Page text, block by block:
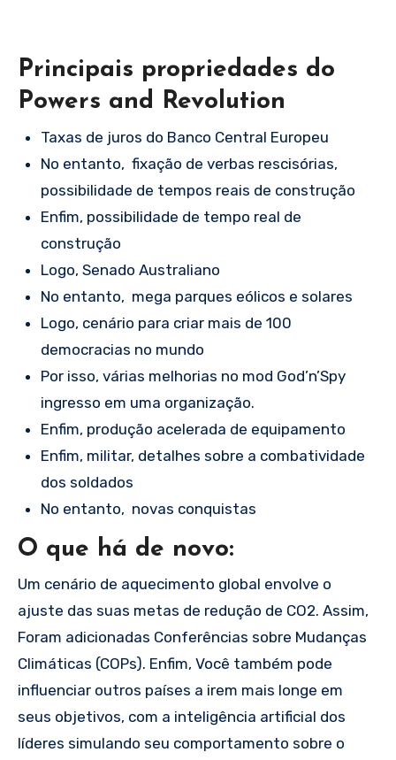
Principais propriedades do
Powers and Revolution
Taxas de juros do Banco Central Europeu
No entanto, fixação de verbas rescisórias,
possibilidade de tempos reais de construção
Enfim, possibilidade de tempo real de
construção
Logo, Senado Australiano
No entanto, mega parques eólicos e solares
Logo, cenário para criar mais de 100
democracias no mundo
Por isso, várias melhorias no mod God’n’Spy
ingresso em uma organização.
Enfim, produção acelerada de equipamento
Enfim, militar, detalhes sobre a combatividade
dos soldados
No entanto, novas conquistas
O que há de novo:
Um cenário de aquecimento global envolve o
ajuste das suas metas de redução de CO2. Assim,
Foram adicionadas Conferências sobre Mudanças
Climáticas (COPs). Enfim, Você também pode
influenciar outros países a irem mais longe em
seus objetivos, com a inteligência artificial dos
líderes simulando seu comportamento sobre o